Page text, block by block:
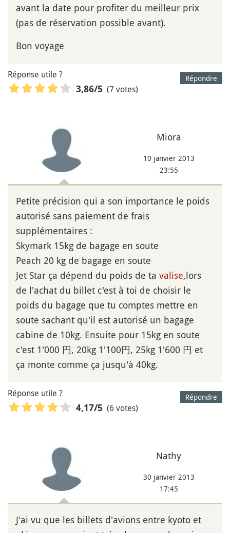
avant la date pour profiter du meilleur prix
(pas de réservation possible avant).
Bon voyage
Répondre
Réponse utile ?
3,86/5 (7 votes)
Miora
10 janvier 2013
23:55
Petite précision qui a son importance le poids
autorisé sans paiement de frais
supplémentaires :
Skymark 15kg de bagage en soute
Peach 20 kg de bagage en soute
Jet Star ça dépend du poids de ta valise,lors
de l'achat du billet c'est à toi de choisir le
poids du bagage que tu comptes mettre en
soute sachant qu'il est autorisé un bagage
cabine de 10kg. Ensuite pour 15kg en soute
c'est 1'000 円, 20kg 1'100円, 25kg 1'600 円 et
ça monte comme ça jusqu'à 40kg.
Répondre
Réponse utile ?
4,17/5 (6 votes)
Nathy
30 janvier 2013
17:45
J'ai vu que les billets d'avions entre kyoto et